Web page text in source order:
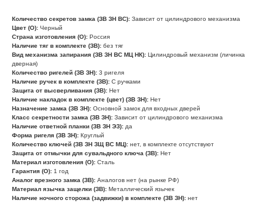
Количество секретов замка (ЗВ ЗН ВС): Зависит от цилиндрового механизма
Цвет (О): Черный
Страна изготовления (О): Россия
Наличие тяг в комплекте (ЗВ): без тяг
Вид механизма запирания (ЗВ ЗН ВС МЦ НК): Цилиндровый механизм (личинка
дверная)
Количество ригелей (ЗВ ЗН): 3 ригеля
Наличие ручек в комплекте (ЗВ): С ручками
Защита от высверливания (ЗВ): Нет
Наличие накладок в комплекте (цвет) (ЗВ ЗН): Нет
Назначение замка (ЗВ ЗН): Основной замок для входных дверей
Класс секретности замка (ЗВ ЗН): Зависит от цилиндрового механизма
Наличие ответной планки (ЗВ ЗН ЭЗ): да
Форма ригеля (ЗВ ЗН): Круглый
Количество ключей (ЗВ ЗН ЗЩ ВС МЦ): нет, в комплекте отсутствуют
Защита от отмычки для сувальдного ключа (ЗВ): Нет
Материал изготовления (О): Сталь
Гарантия (О): 1 год
Аналог врезного замка (ЗВ): Аналогов нет (на рынке РФ)
Материал язычка защелки (ЗВ): Металлический язычек
Наличие ночного сторожа (задвижки) в комплекте (ЗВ ЗН): нет